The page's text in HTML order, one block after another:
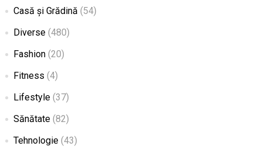
Casă și Grădină (54)
Diverse(480)
Fashion(20)
Fitness (4)
Lifestyle(37)
Sănătate(82)
Tehnologie(43)